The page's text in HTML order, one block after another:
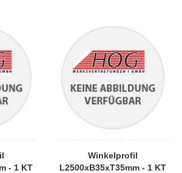
- 1 KT
Winkelprofil
L2500xB35xT35mm - 1 KT